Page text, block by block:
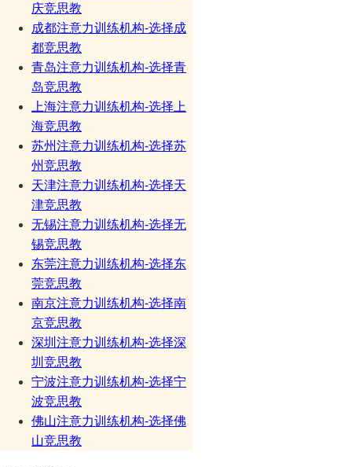
庆竞思教
成都注意力训练机构-选择成
都竞思教
青岛注意力训练机构-选择青
岛竞思教
上海注意力训练机构-选择上
海竞思教
苏州注意力训练机构-选择苏
州竞思教
天津注意力训练机构-选择天
津竞思教
无锡注意力训练机构-选择无
锡竞思教
东莞注意力训练机构-选择东
莞竞思教
南京注意力训练机构-选择南
京竞思教
深圳注意力训练机构-选择深
圳竞思教
宁波注意力训练机构-选择宁
波竞思教
佛山注意力训练机构-选择佛
山竞思教